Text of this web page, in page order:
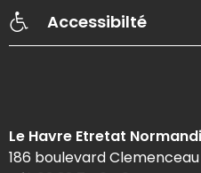
Accessibilté
Le Havre Etretat
186 boulevard